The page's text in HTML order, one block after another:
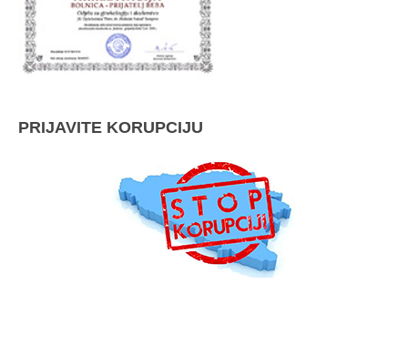
PRIJAVITE KORUPCIJU